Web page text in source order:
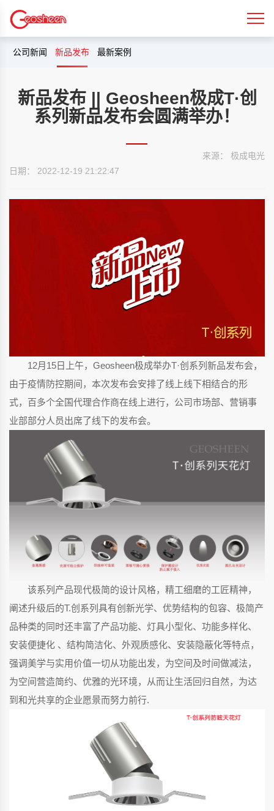
公司新闻 新品发布 最新案例
新品发布 || Geosheen极成T·创
系列新品发布会圆满举办！
来源： 极成电光
日期： 2022-12-19 21:22:47
12月15日上午，Geosheen极成举办T·创系列新品发布会，
由于疫情防控期间，本次发布会安排了线上线下相结合的形
式，百多个全国代理合作商在线上进行，公司市场部、营销事
业部部分人员出席了线下的发布会。
该系列产品现代极简的设计风格，精工细磨的工匠精神，
阐述升级后的T.创系列具有创新光学、优势结构的包容、极简产
品种类的同时还丰富了产品功能、灯具小型化、功能多样化、
安装便捷化 、结构简洁化、外观质感化、安装隐蔽化等特点，
强调美学与实用价值一切从功能出发，为空间及时间做减法，
为空间营造简约、优雅的光环境，从而让生活回归自然，为达
到和光共享的企业愿景而努力前行.